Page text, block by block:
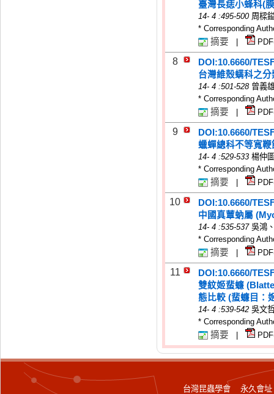
臺灣長痣小蜂科(
14- 4 :495-500 周樑
* Corresponding
摘要
8
DOI:10.6660/
台灣維殼螨科之
14- 4 :501-528 曾義
* Corresponding
摘要
9
DOI:10.6660/
蠟蟬總科不等寬
14- 4 :529-533 楊仲
* Corresponding
摘要
10
DOI:10.6660/
中國真蕈蚋屬
14- 4 :535-537 吳鴻
* Corresponding
摘要
11
DOI:10.6660/
雙紋姬蜚蠊
態比較 (蜚蠊目：
14- 4 :539-542 吳文
* Corresponding
摘要
台灣昆蟲學會 永久會址